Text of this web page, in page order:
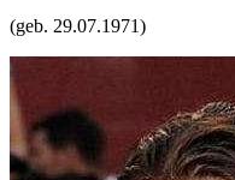
(geb. 29.07.1971)